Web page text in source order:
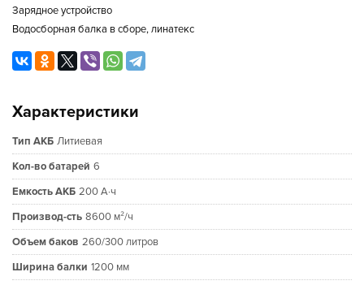
Зарядное устройство
Водосборная балка в сборе, линатекс
Характеристики
Тип АКБ Литиевая
Кол-во батарей 6
Емкость АКБ 200 А·ч
Производ-сть 8600 м²/ч
Объем баков 260/300 литров
Ширина балки 1200 мм